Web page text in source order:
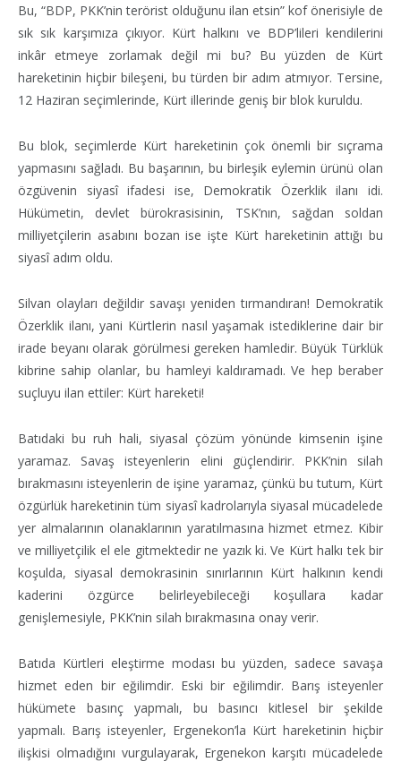
Bu, “BDP, PKK’nin terörist olduğunu ilan etsin” kof önerisiyle de
sık sık karşımıza çıkıyor. Kürt halkını ve BDP’lileri kendilerini
inkâr etmeye zorlamak değil mi bu? Bu yüzden de Kürt
hareketinin hiçbir bileşeni, bu türden bir adım atmıyor. Tersine,
12 Haziran seçimlerinde, Kürt illerinde geniş bir blok kuruldu.
Bu blok, seçimlerde Kürt hareketinin çok önemli bir sıçrama
yapmasını sağladı. Bu başarının, bu birleşik eylemin ürünü olan
özgüvenin siyasî ifadesi ise, Demokratik Özerklik ilanı idi.
Hükümetin, devlet bürokrasisinin, TSK’nın, sağdan soldan
milliyetçilerin asabını bozan ise işte Kürt hareketinin attığı bu
siyasî adım oldu.
Silvan olayları değildir savaşı yeniden tırmandıran! Demokratik
Özerklik ilanı, yani Kürtlerin nasıl yaşamak istediklerine dair bir
irade beyanı olarak görülmesi gereken hamledir. Büyük Türklük
kibrine sahip olanlar, bu hamleyi kaldıramadı. Ve hep beraber
suçluyu ilan ettiler: Kürt hareketi!
Batıdaki bu ruh hali, siyasal çözüm yönünde kimsenin işine
yaramaz. Savaş isteyenlerin elini güçlendirir. PKK’nin silah
bırakmasını isteyenlerin de işine yaramaz, çünkü bu tutum, Kürt
özgürlük hareketinin tüm siyasî kadrolarıyla siyasal mücadelede
yer almalarının olanaklarının yaratılmasına hizmet etmez. Kibir
ve milliyetçilik el ele gitmektedir ne yazık ki. Ve Kürt halkı tek bir
koşulda, siyasal demokrasinin sınırlarının Kürt halkının kendi
kaderini özgürce belirleyebileceği koşullara kadar
genişlemesiyle, PKK’nin silah bırakmasına onay verir.
Batıda Kürtleri eleştirme modası bu yüzden, sadece savaşa
hizmet eden bir eğilimdir. Eski bir eğilimdir. Barış isteyenler
hükümete basınç yapmalı, bu basıncı kitlesel bir şekilde
yapmalı. Barış isteyenler, Ergenekon’la Kürt hareketinin hiçbir
ilişkisi olmadığını vurgulayarak, Ergenekon karşıtı mücadelede